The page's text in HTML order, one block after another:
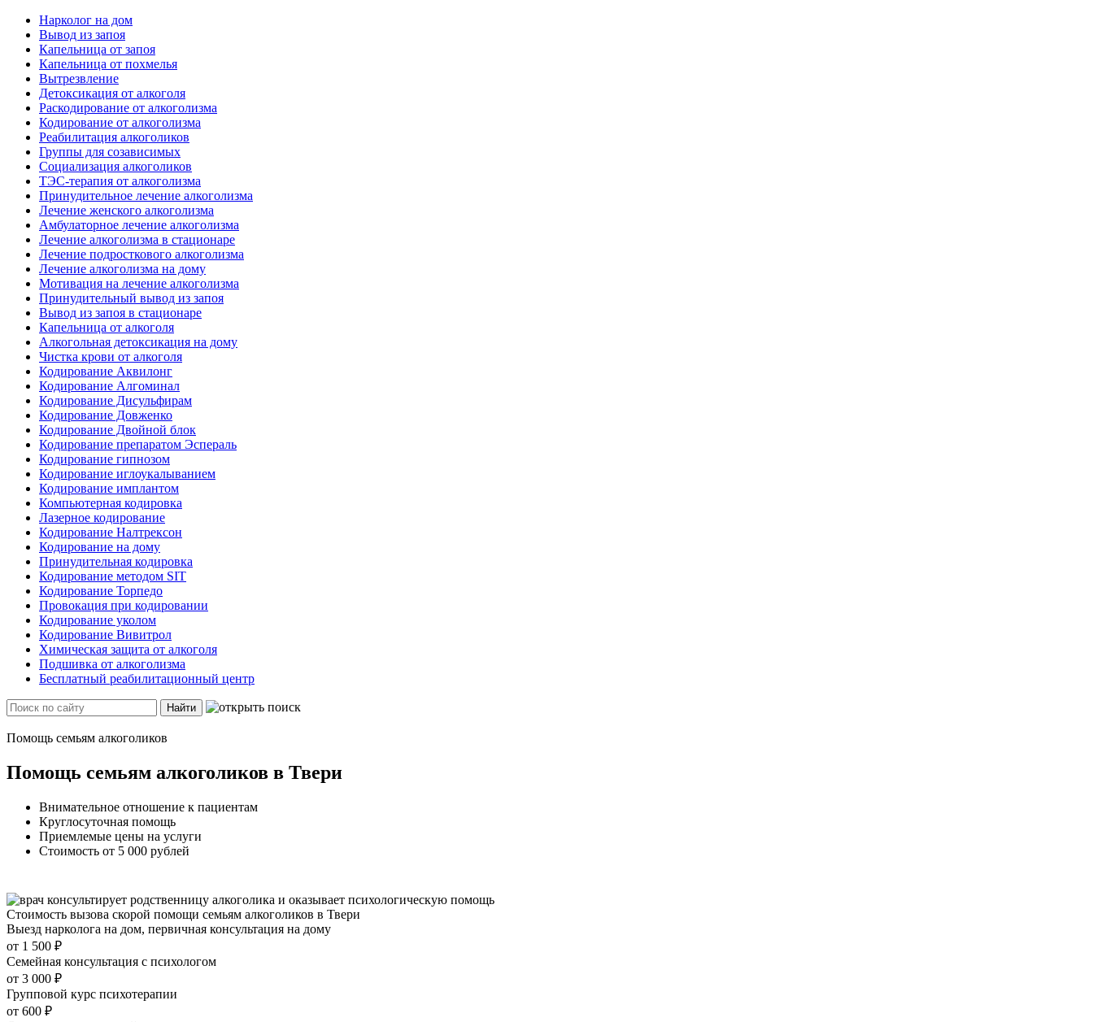
Нарколог на дом
Вывод из запоя
Капельница от запоя
Капельница от похмелья
Вытрезвление
Детоксикация от алкоголя
Раскодирование от алкоголизма
Кодирование от алкоголизма
Реабилитация алкоголиков
Группы для созависимых
Социализация алкоголиков
ТЭС-терапия от алкоголизма
Принудительное лечение алкоголизма
Лечение женского алкоголизма
Амбулаторное лечение алкоголизма
Лечение алкоголизма в стационаре
Лечение подросткового алкоголизма
Лечение алкоголизма на дому
Мотивация на лечение алкоголизма
Принудительный вывод из запоя
Вывод из запоя в стационаре
Капельница от алкоголя
Алкогольная детоксикация на дому
Чистка крови от алкоголя
Кодирование Аквилонг
Кодирование Алгоминал
Кодирование Дисульфирам
Кодирование Довженко
Кодирование Двойной блок
Кодирование препаратом Эспераль
Кодирование гипнозом
Кодирование иглоукалыванием
Кодирование имплантом
Компьютерная кодировка
Лазерное кодирование
Кодирование Налтрексон
Кодирование на дому
Принудительная кодировка
Кодирование методом SIT
Кодирование Торпедо
Провокация при кодировании
Кодирование уколом
Кодирование Вивитрол
Химическая защита от алкоголя
Подшивка от алкоголизма
Бесплатный реабилитационный центр
Найти
Помощь семьям алкоголиков
Помощь семьям алкоголиков в Твери
Внимательное отношение к пациентам
Круглосуточная помощь
Приемлемые цены на услуги
Стоимость от 5 000 рублей
Стоимость вызова скорой помощи семьям алкоголиков в Твери
Выезд нарколога на дом, первичная консультация на дому
от 1 500 ₽
Семейная консультация с психологом
от 3 000 ₽
Групповой курс психотерапии
от 600 ₽